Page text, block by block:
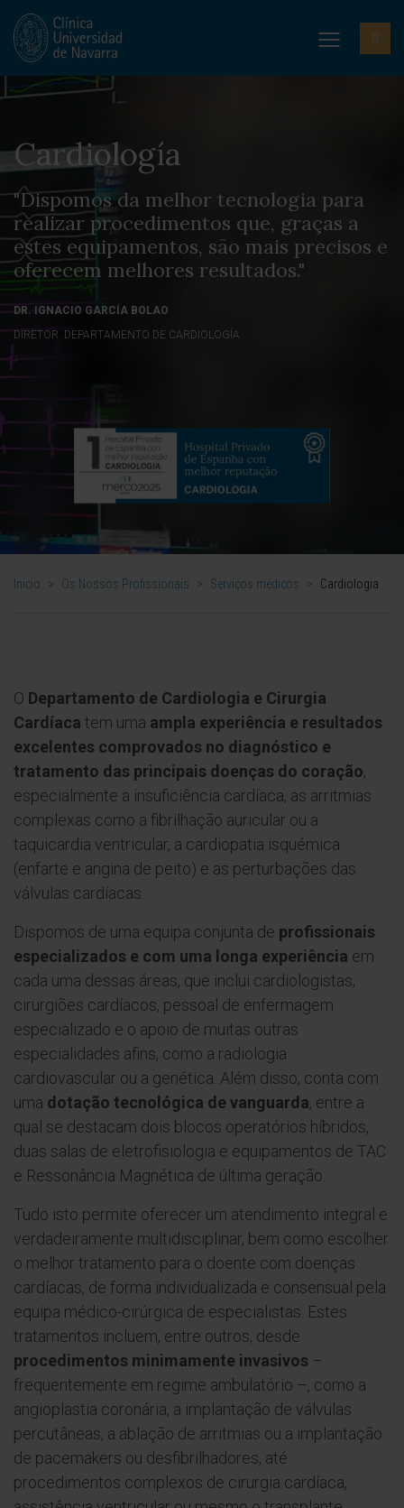
Cardiología
"Dispomos da melhor tecnologia para
realizar procedimentos que, graças a
estes equipamentos, são mais precisos e
oferecem melhores resultados."
DR. IGNACIO GARCÍA BOLAO
DIRETOR. DEPARTAMENTO DE CARDIOLOGÍA
Inicio > Os Nossos Profissionais > Serviços médicos > Cardiologia
O Departamento de Cardiologia e Cirurgia
Cardíaca tem uma ampla experiência e resultados
excelentes comprovados no diagnóstico e
tratamento das principais doenças do coração,
especialmente a insuficiência cardíaca, as arritmias
complexas como a fibrilhação auricular ou a
taquicardia ventricular, a cardiopatia isquémica
(enfarte e angina de peito) e as perturbações das
válvulas cardíacas.
Dispomos de uma equipa conjunta de profissionais
especializados e com uma longa experiência em
cada uma dessas áreas, que inclui cardiologistas,
cirurgiões cardíacos, pessoal de enfermagem
especializado e o apoio de muitas outras
especialidades afins, como a radiologia
cardiovascular ou a genética. Além disso, conta com
uma dotação tecnológica de vanguarda, entre a
qual se destacam dois blocos operatórios híbridos,
duas salas de eletrofisiologia e equipamentos de TAC
e Ressonância Magnética de última geração.
Tudo isto permite oferecer um atendimento integral e
verdadeiramente multidisciplinar, bem como escolher
o melhor tratamento para o doente com doenças
cardíacas, de forma individualizada e consensual pela
equipa médico-cirúrgica de especialistas. Estes
tratamentos incluem, entre outros, desde
procedimentos minimamente invasivos –
frequentemente em regime ambulatório –, como a
angioplastia coronária, a implantação de válvulas
percutâneas, a ablação de arritmias ou a implantação
de pacemakers ou desfibrilhadores, até
procedimentos complexos de cirurgia cardíaca,